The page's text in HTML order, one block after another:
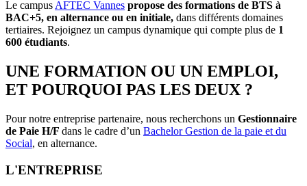
Le campusAFTEC Vannes propose des formations de BTS à
BAC+5, en alternance ou en initiale, dans différents domaines
tertiaires. Rejoignez un campus dynamique qui compte plus de 1
600 étudiants.
UNE FORMATION OU UN EMPLOI,
ET POURQUOI PAS LES DEUX ?
Pour notre entreprise partenaire, nous recherchons un Gestionnaire
de Paie H/F dans le cadre d’un Bachelor Gestion de la paie et du
Social, en alternance.
L'ENTREPRISE